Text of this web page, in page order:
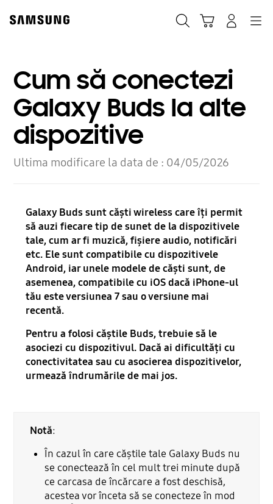
content
Cum să conectezi
Galaxy Buds la alte
dispozitive
Ultima modificare la data de : 04/05/2026
Galaxy Buds sunt căști wireless care îți permit
să auzi fiecare tip de sunet de la dispozitivele
tale, cum ar fi muzică, fișiere audio, notificări
etc. Ele sunt compatibile cu dispozitivele
Android, iar unele modele de căști sunt, de
asemenea, compatibile cu iOS dacă iPhone-ul
tău este versiunea 7 sau o versiune mai
recentă.
Pentru a folosi căștile Buds, trebuie să le
asociezi cu dispozitivul. Dacă ai dificultăți cu
conectivitatea sau cu asocierea dispozitivelor,
urmează îndrumările de mai jos.
Notă:
În cazul în care căștile tale Galaxy Buds nu
se conectează în cel mult trei minute după
ce carcasa de încărcare a fost deschisă,
acestea vor înceta să se conecteze în mod